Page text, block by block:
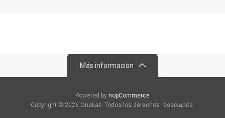
Más información
Powered by nopCommerce
Copyright © 2026 OneLab. Todos los derechos reservados.